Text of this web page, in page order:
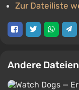
Zur Dateiliste
Andere